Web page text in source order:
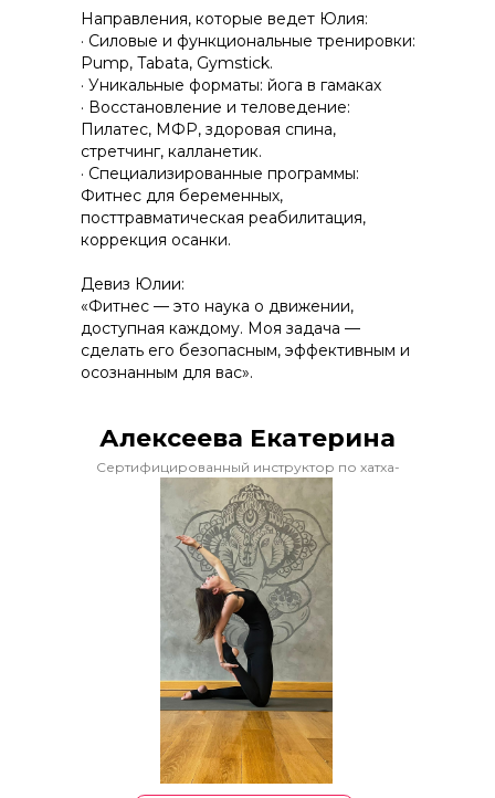
Направления, которые ведет Юлия:
· Силовые и функциональные тренировки:
Pump, Tabata, Gymstick.
· Уникальные форматы: йога в гамаках
· Восстановление и теловедение:
Пилатес, МФР, здоровая спина,
стретчинг, калланетик.
· Специализированные программы:
Фитнес для беременных,
посттравматическая реабилитация,
коррекция осанки.
Девиз Юлии:
«Фитнес — это наука о движении,
доступная каждому. Моя задача —
сделать его безопасным, эффективным и
осознанным для вас».
Сертифицированный инструктор по хатха-
йоге
Алексеева Екатерина